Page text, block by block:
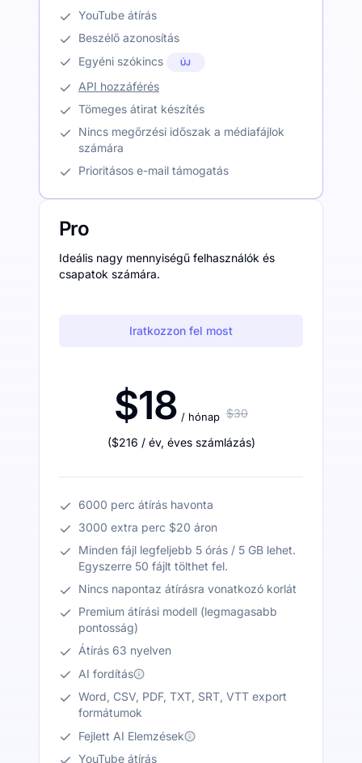
YouTube átírás
Beszélő azonosítás
Egyéni szókincs
ÚJ
API hozzáférés
Tömeges átirat készítés
Nincs megőrzési időszak a médiafájlok
számára
Prioritásos e-mail támogatás
Pro
Ideális nagy mennyiségű felhasználók és
csapatok számára.
Iratkozzon fel most
$18 / hónap $30
($216 / év, éves számlázás)
6000 perc átírás havonta
3000 extra perc $20 áron
Minden fájl legfeljebb 5 órás / 5 GB lehet.
Egyszerre 50 fájlt tölthet fel.
Nincs napontaz átírásra vonatkozó korlát
Premium átírási modell (legmagasabb
pontosság)
Átírás 63 nyelven
AI fordítás
Word, CSV, PDF, TXT, SRT, VTT export
formátumok
Fejlett AI Elemzések
YouTube átírás